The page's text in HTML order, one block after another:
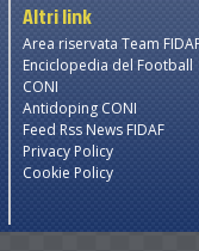
Altri link
Area riservata Team
Enciclopedia del Football
CONI
Antidoping CONI
Feed Rss News FIDAF
Privacy Policy
Cookie Policy